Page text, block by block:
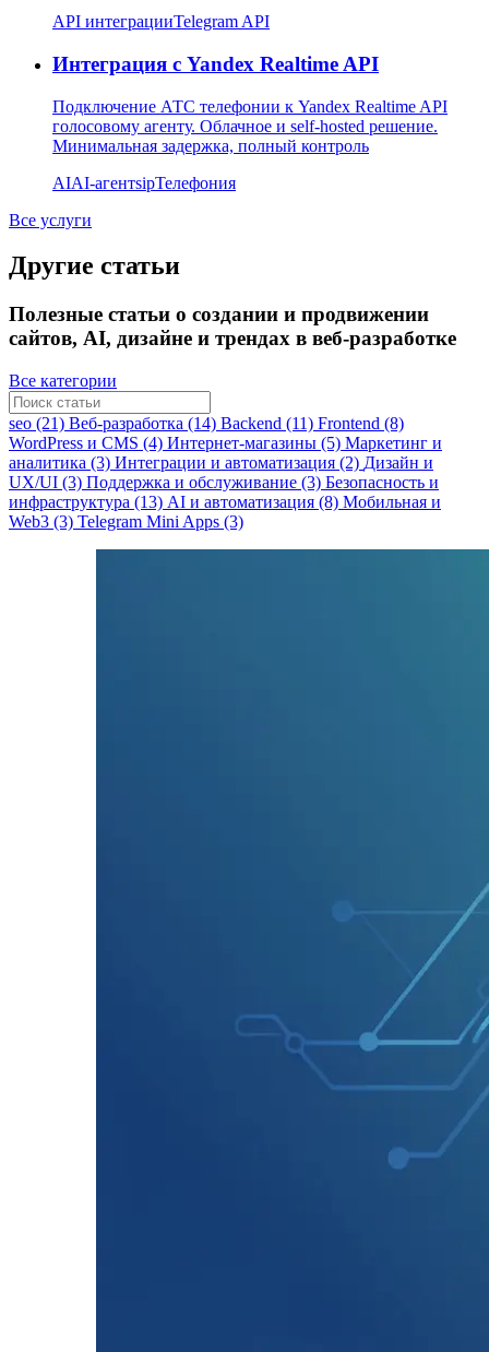
API интеграцииTelegram API
Интеграция с Yandex Realtime API
Подключение АТС телефонии к Yandex Realtime API
голосовому агенту. Облачное и self-hosted решение.
Минимальная задержка, полный контроль
AIAI-агентsipТелефония
Все услуги
Другие статьи
Полезные статьи о создании и продвижении
сайтов, AI, дизайне и трендах в веб-разработке
Все категории
seo (21) Веб-разработка (14) Backend (11) Frontend (8)
WordPress и CMS (4) Интернет-магазины (5) Маркетинг и
аналитика (3) Интеграции и автоматизация (2) Дизайн и
UX/UI (3) Поддержка и обслуживание (3) Безопасность и
инфраструктура (13) AI и автоматизация (8) Мобильная и
Web3 (3) Telegram Mini Apps (3)